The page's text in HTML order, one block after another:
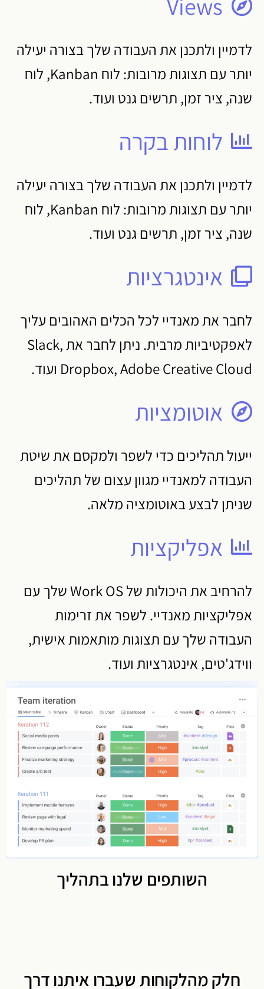
לדמיין ולתכנן את העבודה שלך בצורה יעילה
יותר עם תצוגות מרובות: לוח Kanban, לוח
שנה, ציר זמן, תרשים גנט ועוד.
לוחות בקרה
לדמיין ולתכנן את העבודה שלך בצורה יעילה
יותר עם תצוגות מרובות: לוח Kanban, לוח
שנה, ציר זמן, תרשים גנט ועוד.
אינטגרציות
לחבר את מאנדיי לכל הכלים האהובים עליך
לאפקטיביות מרבית. ניתן לחבר את Slack,
Dropbox, Adobe Creative Cloud ועוד.
אוטומציות
ייעול תהליכים כדי לשפר ולמקסם את שיטת
העבודה למאנדיי מגוון עצום של תהליכים
שניתן לבצע באוטומציה מלאה.
אפליקציות
להרחיב את היכולות של Work OS שלך עם
אפליקציות מאנדיי. לשפר את זרימות
העבודה שלך עם תצוגות מותאמות אישית,
ווידג'טים, אינטגרציות ועוד.
השותפים שלנו בתהליך
חלק מהלקוחות שעברו איתנו דרך